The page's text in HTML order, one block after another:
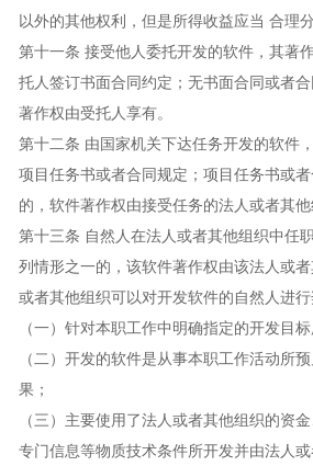
以外的其他权利，但是所得收益应当 合理
第十一条 接受他人委托开发的软件，其著
托人签订书面合同约定；无书面合同或者
著作权由受托人享有。
第十二条 由国家机关下达任务开发的软件
项目任务书或者合同规定；项目任务书或
的，软件著作权由接受任务的法人或者其他
第十三条 自然人在法人或者其他组织中任
列情形之一的，该软件著作权由该法人或
或者其他组织可以对开发软件的自然人进行
（一）针对本职工作中明确指定的开发目
（二）开发的软件是从事本职工作活动所
果；
（三）主要使用了法人或者其他组织的资
专门信息等物质技术条件所开发并由法人